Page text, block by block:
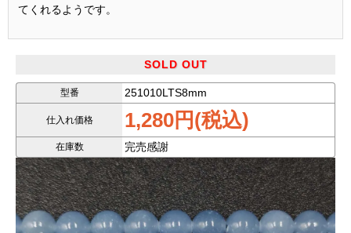
てくれるようです。
色が濃く、艶やかな表面が魅力。まるで空や海の静けさを映し
たような神秘的な雰囲気を漂わせます。
画像と同等品質のものをランダムに発送
どの連も厳選された高品質ビーズ。自然石の個体差をお楽しみ
ください。
再入荷が難しい希少品質
このグレードのブルーエンジェライトは近年入手が非常に困難
になっています。数量限定のため、お早めにお求めください。
SOLD OUT
型番 251010LTS8mm
仕入れ価格 1,280円(税込)
在庫数 完売感謝